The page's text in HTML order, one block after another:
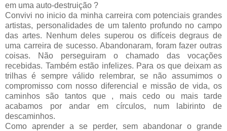
em uma auto-destruição ?
Convivi no inicio da minha carreira com potenciais grandes
artistas, personalidades de um talento profundo no campo
das artes. Nenhum deles superou os difíceis degraus de
uma carreira de sucesso. Abandonaram, foram fazer outras
coisas. Não perseguiram o chamado das vocações
recebidas. Também estão infelizes. Para os que deixam as
trilhas é sempre válido relembrar, se não assumimos o
compromisso com nosso diferencial e missão de vida, os
caminhos são tantos que , mais cedo ou mais tarde
acabamos por andar em círculos, num labirinto de
descaminhos.
Como aprender a se perder, sem abandonar o grande